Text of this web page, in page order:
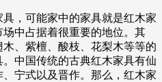
，可能家中的家具就是红木家
中占据着很重要的地位。其
、紫檀、酸枝、花梨木等等的
中国传统的古典红木家具有仙
宁式以及晋作。那么，红木家